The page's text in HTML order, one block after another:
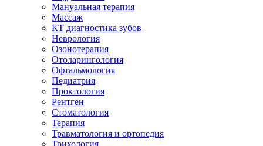
Мануальная терапия
Массаж
КТ диагностика зубов
Неврология
Озонотерапия
Отоларингология
Офтальмология
Педиатрия
Проктология
Рентген
Стоматология
Терапия
Травматология и ортопедия
Трихология